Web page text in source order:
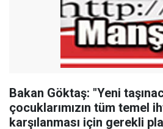
Bakan Göktaş: "Yeni
çocuklarımızın tüm temel
karşılanması için gerekli